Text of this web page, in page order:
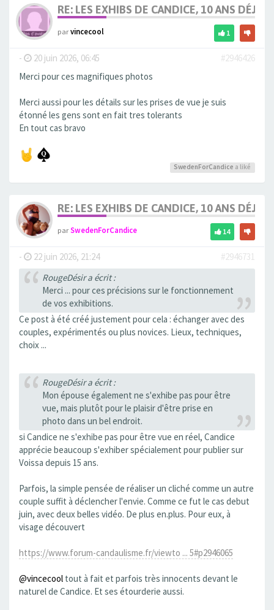
RE: LES EXHIBS DE CANDICE, 10 ANS DÉJÀ,
parvincecool 1
- 20 juin 2026, 06:45
#2946426
Merci pour ces magnifiques photos
Merci aussi pour les détails sur les prises de vue je suis
étonné les gens sont en fait tres tolerants
En tout cas bravo
SwedenForCandice a liké
RE: LES EXHIBS DE CANDICE, 10 ANS DÉJÀ,
parSwedenForCandice 14
- 22 juin 2026, 21:24
#2946731
RougeDésir a écrit :
Merci ... pour ces précisions sur le fonctionnement
de vos exhibitions.
Ce post à été créé justement pour cela : échanger avec des
couples, expérimentés ou plus novices. Lieux, techniques,
choix ...
RougeDésir a écrit :
Mon épouse également ne s'exhibe pas pour être
vue, mais plutôt pour le plaisir d'être prise en
photo dans un bel endroit.
si Candice ne s'exhibe pas pour être vue en réel, Candice
apprécie beaucoup s'exhiber spécialement pour publier sur
Voissa depuis 15 ans.
Parfois, la simple pensée de réaliser un cliché comme un autre
couple suffit à déclencher l'envie. Comme ce fut le cas debut
juin, avec deux belles vidéo. De plus en.plus. Pour eux, à
visage découvert
https://www.forum-candaulisme.fr/viewto ... 5#p2946065
@vincecool tout à fait et parfois très innocents devant le
naturel de Candice. Et ses étourderie aussi.